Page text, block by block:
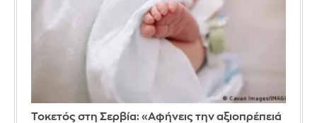
Τοκετός στη Σερβία: «Αφήνεις την αξιοπρέπειά